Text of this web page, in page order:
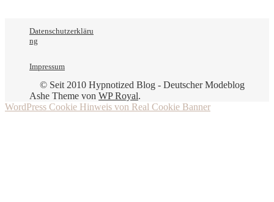
Datenschutzerkläru
ng
Impressum
© Seit 2010 Hypnotized Blog - Deutscher Modeblog
Ashe Theme von WP Royal.
WordPress Cookie Hinweis von Real Cookie Banner